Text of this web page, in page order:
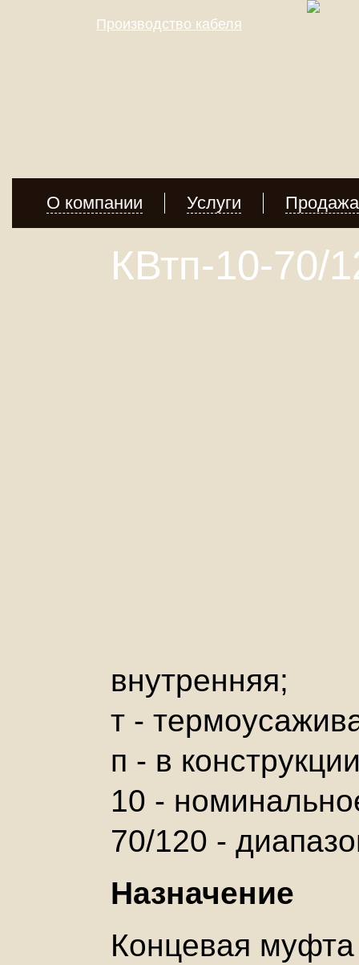
Производство кабеля
О компании Услуги Продажа
КВтп-10-70/
внутренняя;
т -
п - в
10 -
70/120 -
Назначение
Концевая муфта